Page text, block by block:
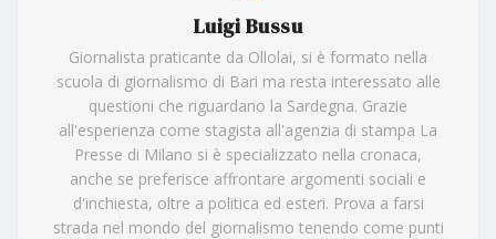
Luigi Bussu
Giornalista praticante da Ollolai, si è formato nella
scuola di giornalismo di Bari ma resta interessato alle
questioni che riguardano la Sardegna. Grazie
all'esperienza come stagista all'agenzia di stampa La
Presse di Milano si è specializzato nella cronaca,
anche se preferisce affrontare argomenti sociali e
d'inchiesta, oltre a politica ed esteri. Prova a farsi
strada nel mondo del giornalismo tenendo come punti